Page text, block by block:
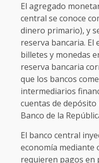
El agregado
central se conoce
dinero primario), y
reserva bancaria. El
billetes y monedas
reserva bancaria
que los bancos
intermediarios
cuentas de
Banco de la
El banco central
economía mediante
requieren pagos en